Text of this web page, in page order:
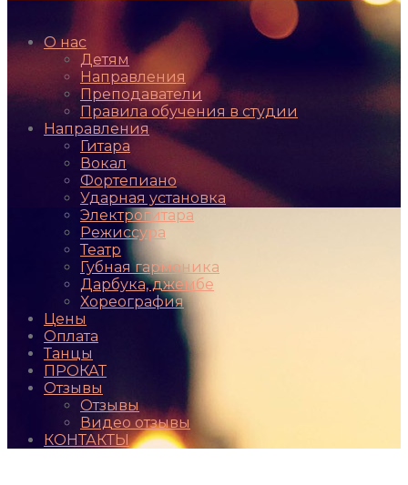
О нас
Детям
Направления
Преподаватели
Правила обучения в студии
Направления
Гитара
Вокал
Фортепиано
Ударная установка
Электрогитара
Режиссура
Театр
Губная гармоника
Дарбука, джембе
Хореография
Цены
Оплата
Танцы
ПРОКАТ
Отзывы
Отзывы
Видео отзывы
КОНТАКТЫ